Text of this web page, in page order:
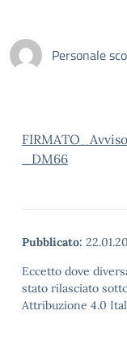
Personale
_DM66
Pubblicato:
Eccetto dove
stato rilasciato
Attribuzione 4.0